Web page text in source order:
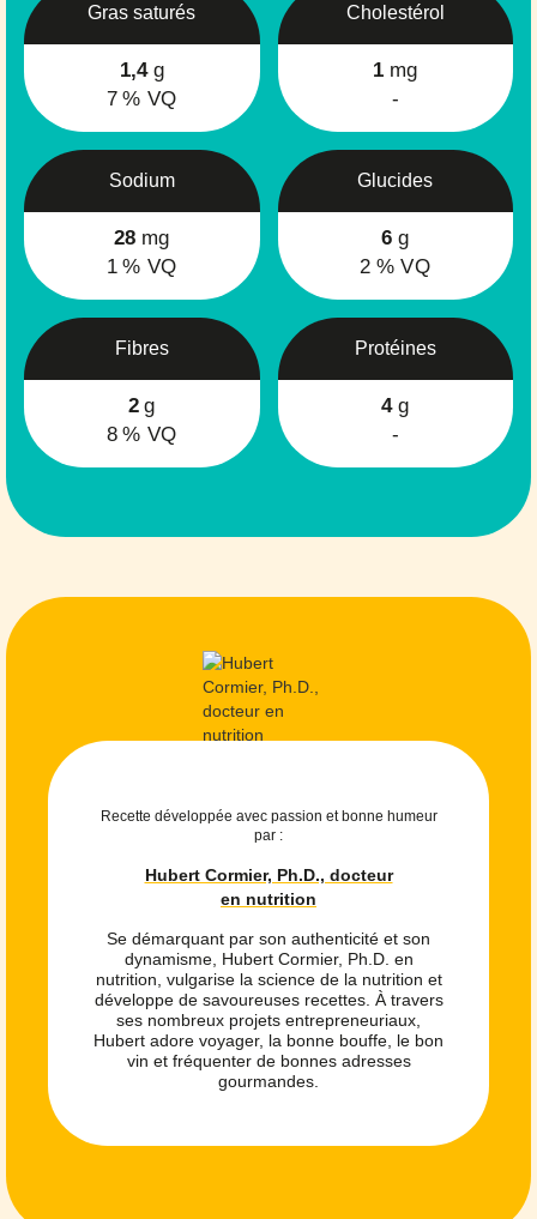
Gras saturés
1,4 g
7 % VQ
Cholestérol
1 mg
-
Sodium
28 mg
1 % VQ
Glucides
6 g
2 % VQ
Fibres
2 g
8 % VQ
Protéines
4 g
-
Recette développée avec passion et bonne humeur
par :
Hubert Cormier, Ph.D., docteur
en nutrition
Se démarquant par son authenticité et son
dynamisme, Hubert Cormier, Ph.D. en
nutrition, vulgarise la science de la nutrition et
développe de savoureuses recettes. À travers
ses nombreux projets entrepreneuriaux,
Hubert adore voyager, la bonne bouffe, le bon
vin et fréquenter de bonnes adresses
gourmandes.